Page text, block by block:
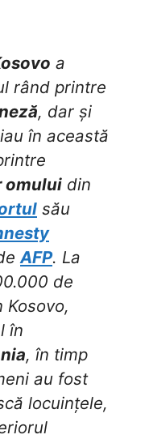
a
rând printre
, dar și
în această
omului din
său
AFP. La
de
în
, în timp
au fost
locuințele,